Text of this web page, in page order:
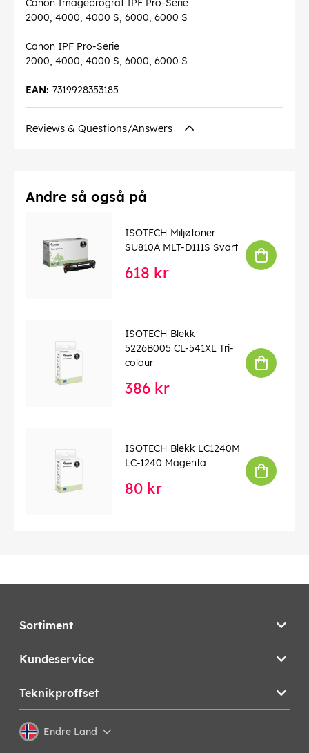
Canon Imageprograf IPF Pro-Serie
2000, 4000, 4000 S, 6000, 6000 S
Canon IPF Pro-Serie
2000, 4000, 4000 S, 6000, 6000 S
7319928353185
EAN:
Reviews & Questions/Answers
Andre så også på
ISOTECH Miljøtoner
SU810A MLT-D111S Svart
618 kr
ISOTECH Blekk
5226B005 CL-541XL Tri-
colour
386 kr
ISOTECH Blekk LC1240M
LC-1240 Magenta
80 kr
Sortiment
Kundeservice
Teknikproffset
Endre Land